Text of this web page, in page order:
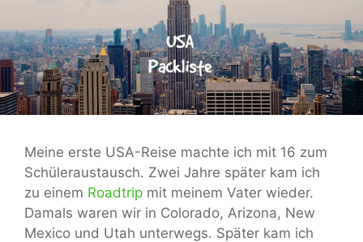
Meine erste USA-Reise machte ich mit 16 zum
Schüleraustausch. Zwei Jahre später kam ich
zu einem Roadtrip mit meinem Vater wieder.
Damals waren wir in Colorado, Arizona, New
Mexico und Utah unterwegs. Später kam ich